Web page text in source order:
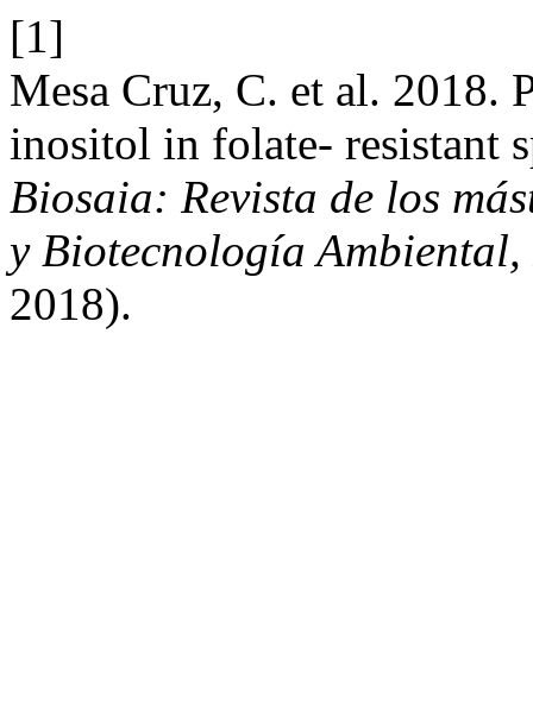
[1]
Mesa Cruz, C. et al. 2018.
inositol in folate- resistant
Biosaia: Revista de los
y Biotecnología
2018).